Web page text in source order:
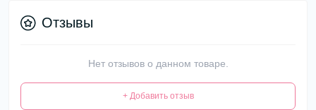
Отзывы
Нет отзывов о данном товаре.
+ Добавить отзыв